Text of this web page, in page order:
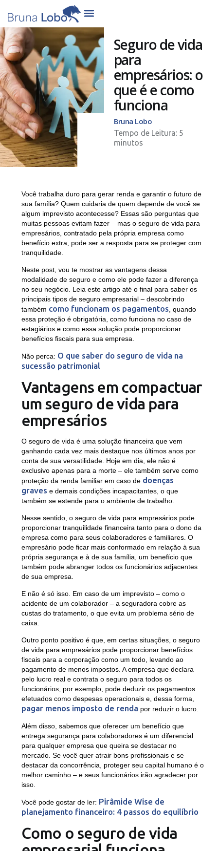
Seguro de vida
para
empresários: o
que é e como
funciona
Bruna Lobo
Você trabalha duro para gerar renda e garantir o futuro de
sua família? Quem cuidaria de quem depende de você se
algum imprevisto acontecesse? Essas são perguntas que
muitas pessoas evitam fazer – mas o seguro de vida para
empresários, contratado pela própria empresa como
benefício extra, pode ser a resposta para se proteger com
tranquilidade.
Neste post, vou te mostrar as vantagens dessa
modalidade de seguro e como ele pode fazer a diferença
no seu negócio. Leia este artigo até o final para saber os
principais tipos de seguro empresarial – descobrindo
também como funcionam os pagamentos , quando
essa proteção é obrigatória, como funciona no caso de
estagiários e como essa solução pode proporcionar
benefícios fiscais para sua empresa.
Não perca: O que saber do seguro de vida na
sucessão patrimonial
Vantagens em compactuar
um seguro de vida para
empresários
O seguro de vida é uma solução financeira que vem
ganhando cada vez mais destaque nos últimos anos por
conta de sua versatilidade. Hoje em dia, ele não é
exclusivo apenas para a morte – ele também serve como
proteção da renda familiar em caso de doenças
graves e demais condições incapacitantes, o que
também se estende para o ambiente de trabalho.
Nesse sentido, o seguro de vida para empresários pode
proporcionar tranquilidade financeira tanto para o dono da
empresa como para seus colaboradores e familiares. O
empresário pode ficar mais conformado em relação à sua
própria segurança e à de sua família, um benefício que
também pode abranger todos os funcionários adjacentes
de sua empresa.
E não é só isso. Em caso de um imprevisto – como o
acidente de um colaborador – a seguradora cobre as
custas do tratamento, o que evita um problema sério de
caixa.
Outro ponto positivo é que, em certas situações, o seguro
de vida para empresários pode proporcionar benefícios
fiscais para a corporação como um todo, levando ao
pagamento de menos impostos. A empresa que declara
pelo lucro real e contrata o seguro para todos os
funcionários, por exemplo, pode deduzir os pagamentos
efetuados como despesas operacionais e, dessa forma,
pagar menos imposto de renda por reduzir o lucro.
Além disso, sabemos que oferecer um benefício que
entrega segurança para colaboradores é um diferencial
para qualquer empresa que queira se destacar no
mercado. Se você quer atrair bons profissionais e se
destacar da concorrência, proteger seu capital humano é o
melhor caminho – e seus funcionários irão agradecer por
isso.
Você pode gostar de ler: Pirâmide Wise de
planejamento financeiro: 4 passos do equilíbrio
Como o seguro de vida